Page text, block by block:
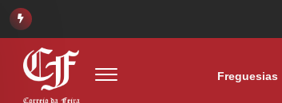
Freguesias